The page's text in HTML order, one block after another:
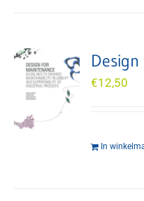
€12,50
In